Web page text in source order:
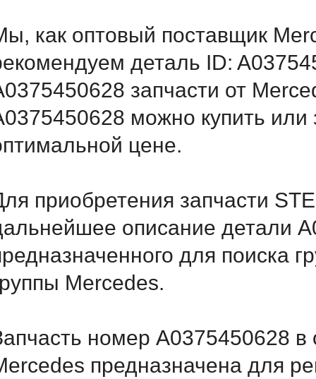
как оптовый поставщик
деталь ID:
запчасти от
можно купить или
цене.
приобретения запчасти
описание детали
для поиска
Mercedes.
номер A0375450628 в
предназначена для